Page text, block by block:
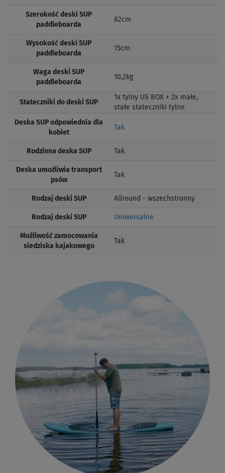
Szerokość deski SUP
paddleboarda
82cm
Wysokość deski SUP
paddleboarda
15cm
Waga deski SUP
paddleboarda
10,2kg
Stateczniki do deski SUP
1x tylny US BOX + 2x małe,
stałe stateczniki tylne
Deska SUP odpowiednia dla
kobiet
Tak
Rodzinna deska SUP Tak
Deska umożliwia transport
psów
Tak
Rodzaj deski SUP Allround - wszechstronny
Rodzaj deski SUP Uniwersalne
Możliwość zamocowania
siedziska kajakowego
Tak